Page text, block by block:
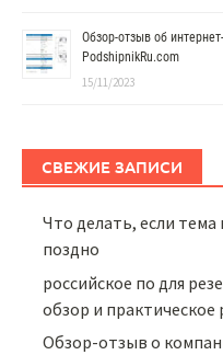
Обзор-отзыв об
PodshipnikRu.com
15/11/2023
СВЕЖИЕ ЗАПИСИ
Что делать, если тема
поздно
российское по для
обзор и практическое
Обзор-отзыв о